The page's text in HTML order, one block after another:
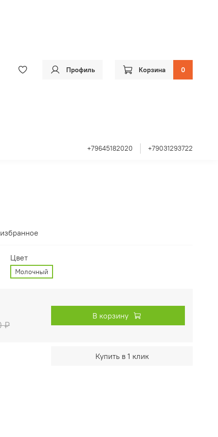
Профиль Корзина 0
+79645182020 +79031293722
Цвет
Молочный
₽
В корзину
Купить в 1 клик